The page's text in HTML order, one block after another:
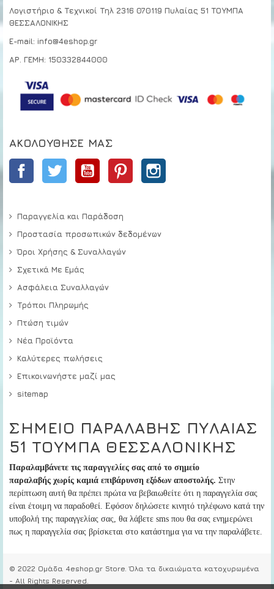
Λογιστήριο & Τεχνικοί Τηλ 2316 070119 Πυλαίας 51 ΤΟΥΜΠΑ
ΘΕΣΣΑΛΟΝΙΚΗΣ
E-mail: info@4eshop.gr
ΑΡ. ΓΕΜΗ: 150332844000
ΑΚΟΛΟΎΘΗΣΕ ΜΑΣ
Facebook Twitter YouTube Pinterest
Παραγγελία και Παράδοση
Προστασία προσωπικών δεδομένων
Όροι Χρήσης & Συναλλαγών
Σχετικά Με Εμάς
Ασφάλεια Συναλλαγών
Τρόποι Πληρωμής
Πτώση τιμών
Νέα Προϊόντα
Καλύτερες πωλήσεις
Επικοινωνήστε μαζί μας
sitemap
ΣΗΜΕΙΟ ΠΑΡΑΛΑΒΗΣ ΠΥΛΑΙΑΣ
51 ΤΟΥΜΠΑ ΘΕΣΣΑΛΟΝΙΚΗΣ
Παραλαμβάνετε τις παραγγελίες σας από το σημείο
παραλαβής χωρίς καμιά επιβάρυνση εξόδων αποστολής. Στην
περίπτωση αυτή θα πρέπει πρώτα να βεβαιωθείτε ότι η παραγγελία σας
είναι έτοιμη να παραδοθεί . Εφόσον δηλώσετε κινητό τηλέφωνο κατά την
υποβολή της παραγγελίας σας, θα λάβετε sms που θα σας ενημερώνει
πως η παραγγελία σας βρίσκεται στο κατάστημα για να την παραλάβετε.
© 2022 Ομάδα 4eshop.gr Store. Όλα τα δικαιώματα κατοχυρωμένα
- All Rights Reserved.